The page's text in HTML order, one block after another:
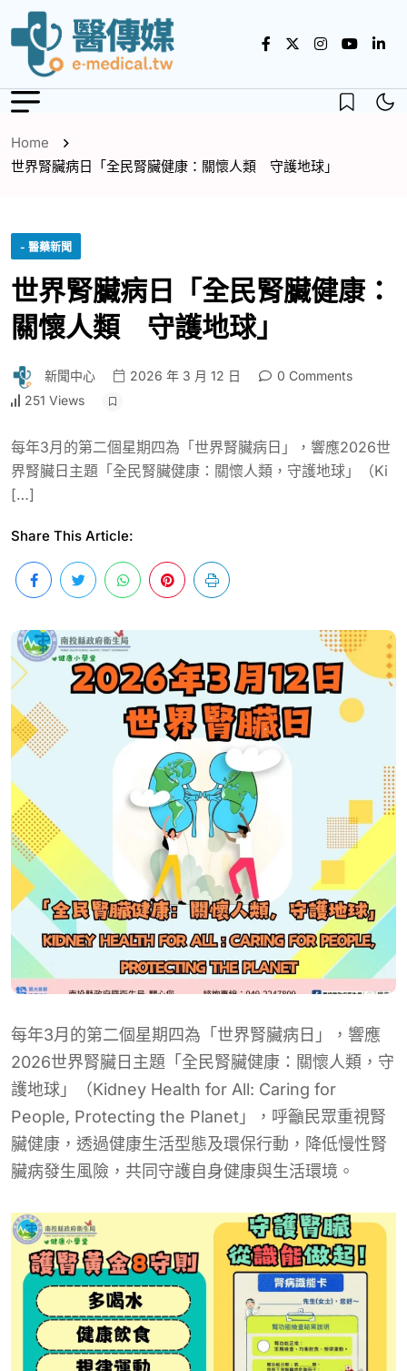
Home
世界腎臟病日「全民腎臟健康：關懷人類 守護地球」
- 醫藥新聞
世界腎臟病日「全民腎臟健康：
關懷人類 守護地球」
新聞中心 2026 年 3 月 12 日
0 Comments
251 Views
每年3月的第二個星期四為「世界腎臟病日」，響應2026世
界腎臟日主題「全民腎臟健康：關懷人類，守護地球」（Ki
[…]
Share This Article:
每年3月的第二個星期四為「世界腎臟病日」，響應
2026世界腎臟日主題「全民腎臟健康：關懷人類，守
護地球」（Kidney Health for All: Caring for
People, Protecting the Planet」，呼籲民眾重視腎
臟健康，透過健康生活型態及環保行動，降低慢性腎
臟病發生風險，共同守護自身健康與生活環境。